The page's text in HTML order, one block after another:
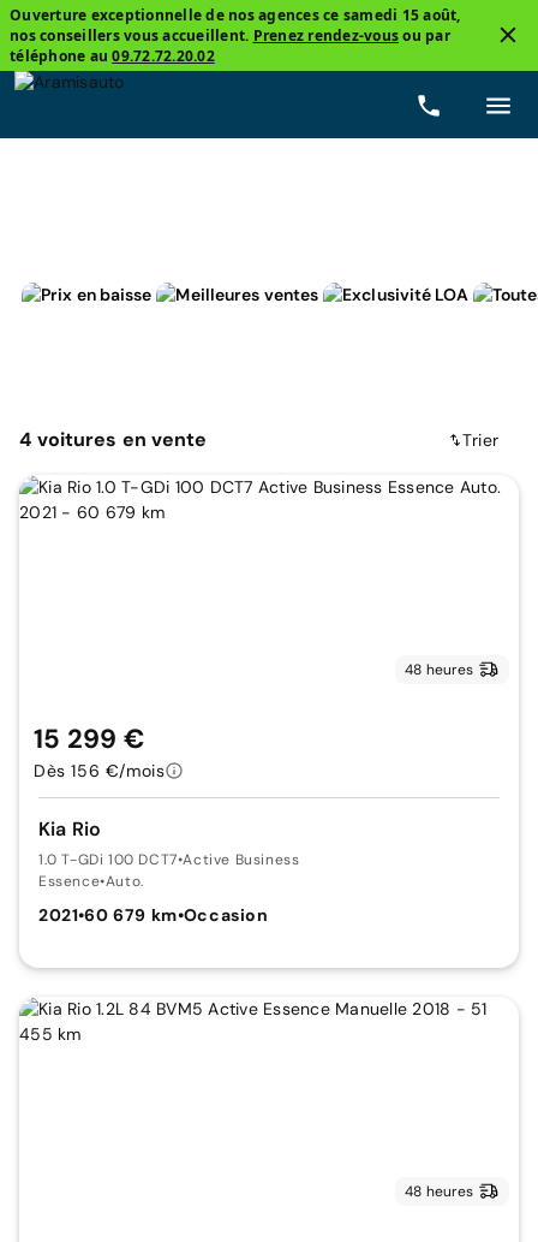
Ouverture exceptionnelle de nos agences ce samedi 15 août,
nos conseillers vous accueillent. Prenez rendez-vousou par
téléphone au09.72.72.20.02
Boîtes de vitesse
4 voitures en vente Trier
48 heures
Kia Rio
1.0 T-GDi 100 DCT7•Active Business
Essence•Auto.
2021•60 679 km•Occasion
15 299 €
Dès 156 €/mois
48 heures